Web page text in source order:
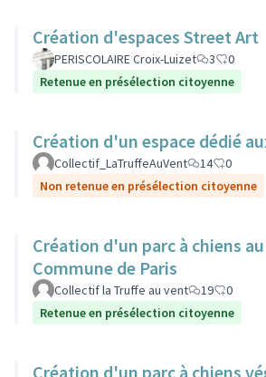
Création d'espaces Street Art
PERISCOLAIRE Croix-Luizet 3
0
Retenue en présélection citoyenne
Création d'un espace dédié
Collectif_LaTruffeAuVent 14
0
Non retenue en présélection citoyenne
Création d'un parc à chiens
Commune de Paris
Collectif la Truffe au vent 19
0
Retenue en présélection citoyenne
Création d'un parc à chiens